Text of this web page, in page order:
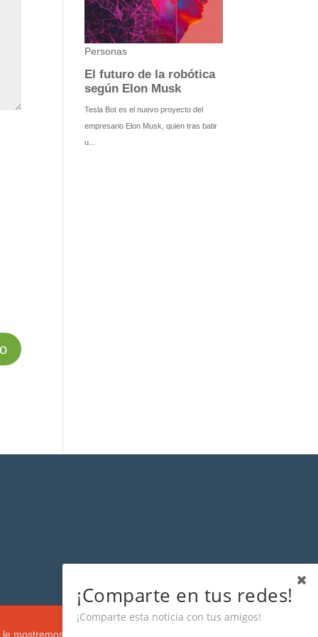
mostremos de acuerdo con su navegación e intereses, buscando
¡Comparte en tus redes!
¡Comparte esta noticia con tus amigos!